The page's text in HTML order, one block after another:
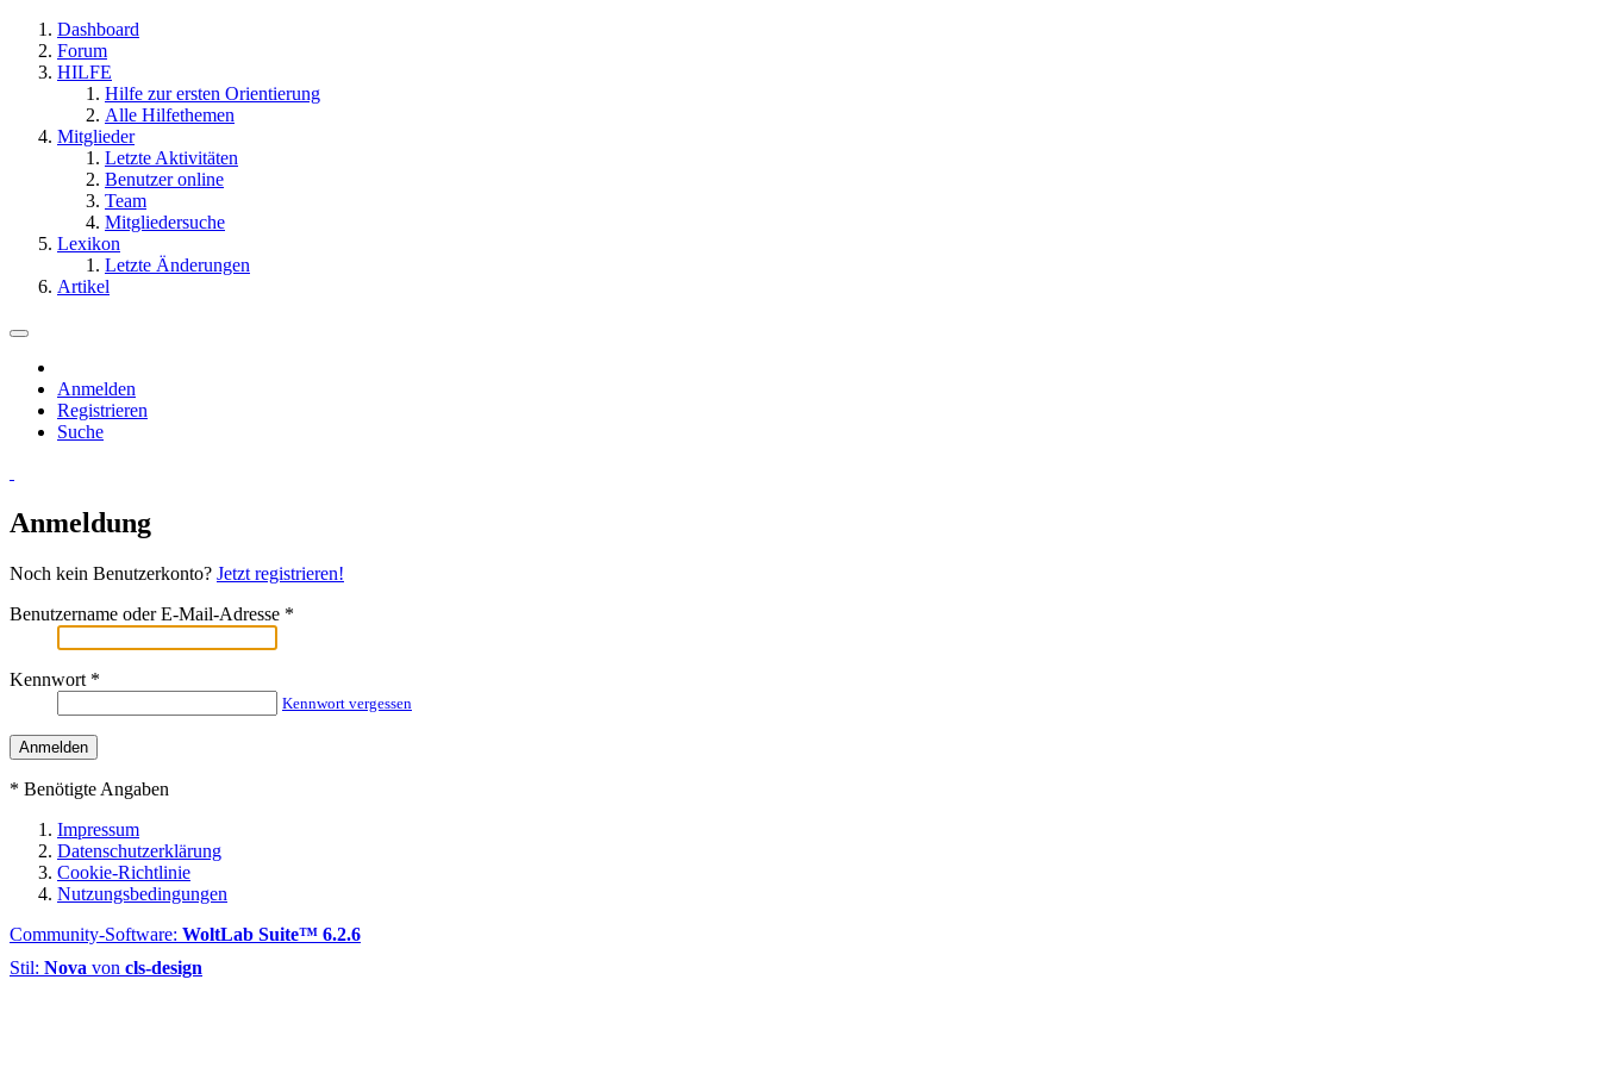
Dashboard
Forum
HILFE
Hilfe zur ersten Orientierung
Alle Hilfethemen
Mitglieder
Letzte Aktivitäten
Benutzer online
Team
Mitgliedersuche
Lexikon
Letzte Änderungen
Artikel
Anmelden
Registrieren
Suche
Anmeldung
Noch kein Benutzerkonto? Jetzt registrieren!
Benutzername oder E-Mail-Adresse *
Kennwort *
Kennwort vergessen
* Benötigte Angaben
Impressum
Datenschutzerklärung
Cookie-Richtlinie
Nutzungsbedingungen
Community-Software: WoltLab Suite™ 6.2.6
Stil: Nova von cls-design